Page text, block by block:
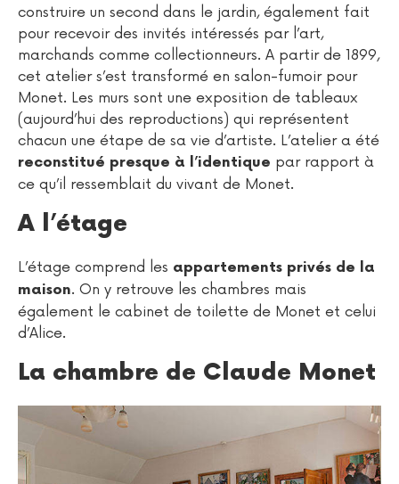
construire un second dans le jardin, également fait
pour recevoir des invités intéressés par l’art,
marchands comme collectionneurs. A partir de 1899,
cet atelier s’est transformé en salon-fumoir pour
Monet. Les murs sont une exposition de tableaux
(aujourd’hui des reproductions) qui représentent
chacun une étape de sa vie d’artiste. L’atelier a été
reconstitué presque à l’identique par rapport à
ce qu’il ressemblait du vivant de Monet.
A l’étage
L’étage comprend les appartements privés de la
maison. On y retrouve les chambres mais
également le cabinet de toilette de Monet et celui
d’Alice.
La chambre de Claude Monet